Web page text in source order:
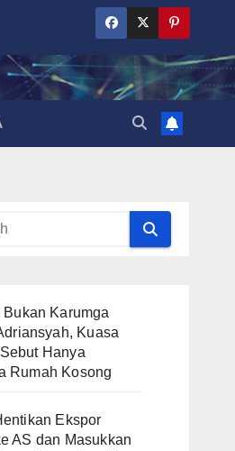
Bukan Karumga
Kuasa
Hanya
Rumah Kosong
Ekspor
AS dan Masukkan